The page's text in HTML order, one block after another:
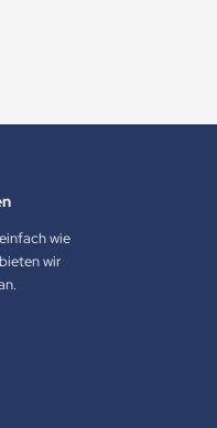
wie
wir